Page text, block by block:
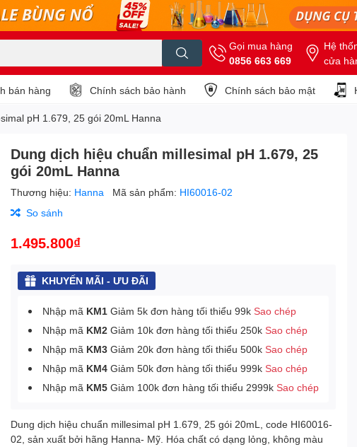
Gọi mua hàng
0856 663 669
Hệ
cửa
bán hàng Chính sách bảo hành Chính sách bảo mật
pH 1.679, 25 gói 20mL Hanna
Dung dịch hiệu chuẩn millesimal pH 1.679, 25
gói 20mL Hanna
Thương hiệu: Hanna Mã sản phẩm: HI60016-02
So sánh
1.495.800₫
KHUYẾN MÃI - ƯU ĐÃI
Nhập mã KM1 Giảm 5k đơn hàng tối thiểu 99kSao chép
Nhập mã KM2 Giảm 10k đơn hàng tối thiểu 250kSao chép
Nhập mã KM3 Giảm 20k đơn hàng tối thiểu 500kSao chép
Nhập mã KM4 Giảm 50k đơn hàng tối thiểu 999kSao chép
Nhập mã KM5 Giảm 100k đơn hàng tối thiểu 2999kSao chép
Dung dịch hiệu chuẩn millesimal pH 1.679, 25 gói 20mL, code HI60016-
02, sản xuất bởi hãng Hanna- Mỹ. Hóa chất có dạng lỏng, không màu